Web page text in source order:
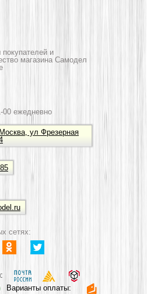
00 ежедневно
ул Фрезерная
сетях:
Варианты оплаты: